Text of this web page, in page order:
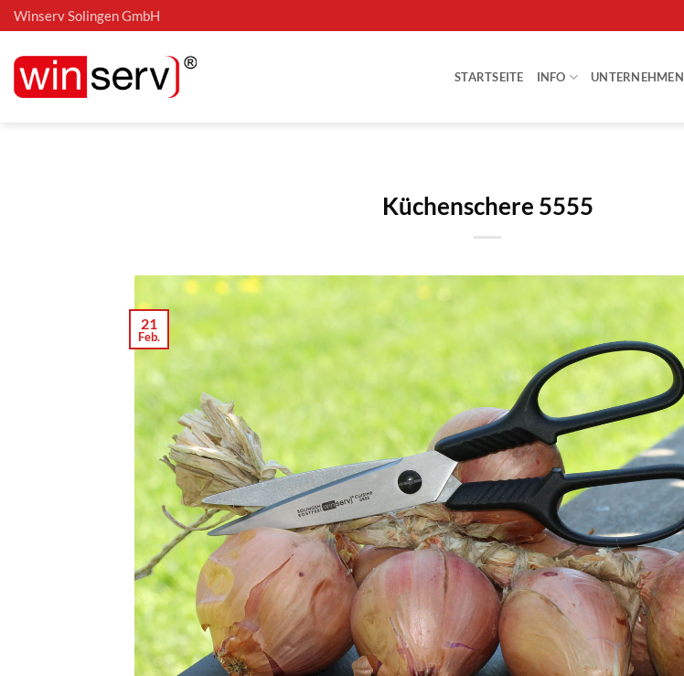
Zum
Inhalt
springen
Winserv Solingen GmbH
STARTSEITE INFO UNTERNEHMEN
Küchenschere 5555
21
Feb.